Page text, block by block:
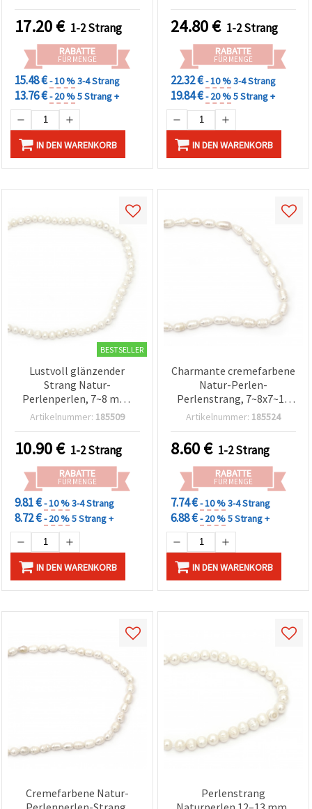
Schmuckzubehör DIY
Mixed
17.20€ 1-2 Strang
RABATTE
FÜR MENGE
15.48 €- 10 %3-4 Strang
13.76 €- 20 %5 Strang +
IN DEN WARENKORB
24.80€ 1-2 Strang
RABATTE
FÜR MENGE
22.32 €- 10 %3-4 Strang
19.84 €- 20 %5 Strang +
IN DEN WARENKORB
BESTSELLER
Lustvoll glänzender
Strang Natur-
Perlenperlen, 7~8 mm,
Loch 0,8 mm,
– Edle Bastelperlen für
DIY Schmuck &
Schmuckbasteln
Artikelnummer: 185509
10.90€ 1-2 Strang
RABATTE
FÜR MENGE
9.81 €- 10 %3-4 Strang
8.72 €- 20 %5 Strang +
IN DEN WARENKORB
Charmante cremefarbene
Natur-Perlen-
Perlenstrang, 7~8x7~10
mm, Loch 0,5 mm, Klasse
für elegantes Basteln &
handgemachten Schmuck
Artikelnummer: 185524
8.60€ 1-2 Strang
RABATTE
FÜR MENGE
7.74 €- 10 %3-4 Strang
6.88 €- 20 %5 Strang +
IN DEN WARENKORB
Cremefarbene Natur-
Perlenstrang